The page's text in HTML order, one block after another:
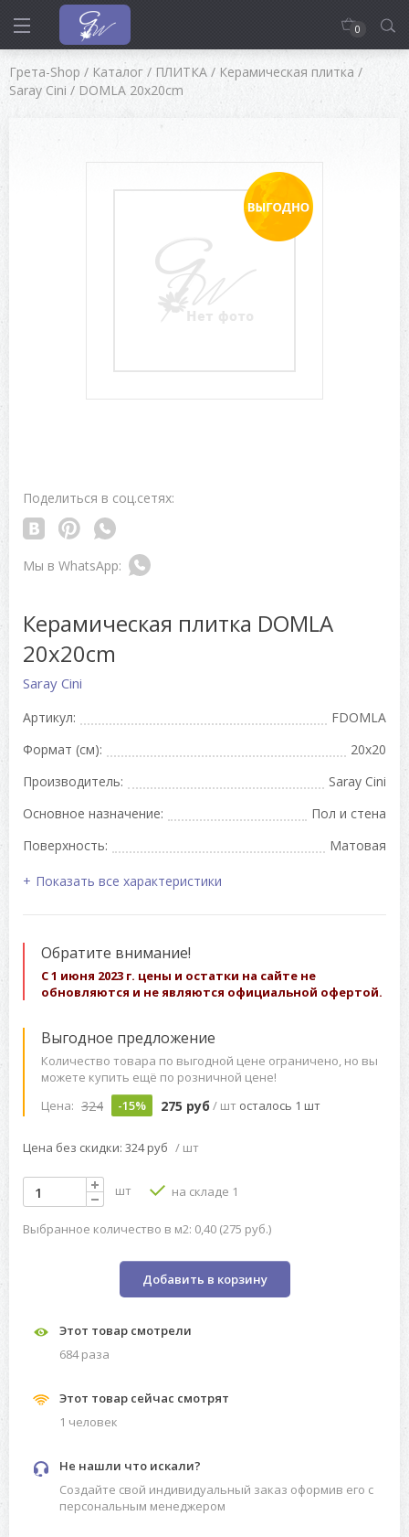
0
Грета-Shop / Каталог / ПЛИТКА / Керамическая плитка /
Saray Cini / DOMLA 20x20cm
Поделиться в соц.сетях:
Керамическая плитка DOMLA
20x20cm
Saray Cini
Артикул:
FDOMLA
Формат (см):
20x20
Производитель:
Saray Cini
Основное назначение:
Пол и стена
Поверхность:
Матовая
Показать все характеристики
Обратите внимание!
С 1 июня 2023 г. цены и остатки на сайте не
обновляются и не являются официальной офертой.
Выгодное предложение
Количество товара по выгодной цене ограничено, но вы
можете купить ещё по розничной цене!
Цена: 324 -15% 275 руб / шт осталось 1 шт
Цена без скидки: 324 руб / шт
шт на складе 1
Выбранное количество в м2: 0,40 (275 руб.)
Добавить в корзину
Этот товар смотрели
684 разa
Этот товар сейчас смотрят
1 человек
Не нашли что искали?
Создайте свой индивидуальный заказ оформив его с
персональным менеджером